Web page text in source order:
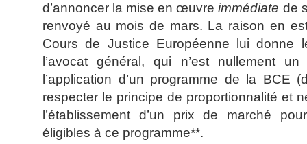
d’annoncer la mise en œuvre immédiate de
renvoyé au mois de mars. La raison en
Cours de Justice Européenne lui donne
l’avocat général, qui n’est nullement
l’application d’un programme de la BCE
respecter le principe de proportionnalité et
l’établissement d’un prix de marché
éligibles à ce programme**.